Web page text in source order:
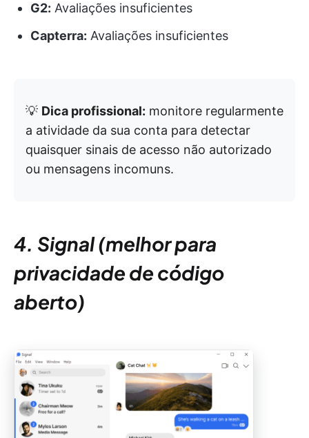
G2: Avaliações insuficientes
Capterra: Avaliações insuficientes
💡 Dica profissional: monitore regularmente
a atividade da sua conta para detectar
quaisquer sinais de acesso não autorizado
ou mensagens incomuns.
4. Signal (melhor para
privacidade de código
aberto)